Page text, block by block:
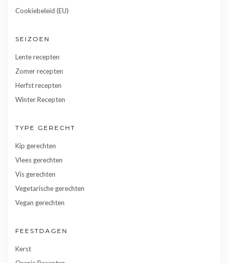
Cookiebeleid (EU)
SEIZOEN
Lente recepten
Zomer recepten
Herfst recepten
Winter Recepten
TYPE GERECHT
Kip gerechten
Vlees gerechten
Vis gerechten
Vegetarische gerechten
Vegan gerechten
FEESTDAGEN
Kerst